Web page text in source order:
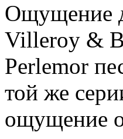
Ощущение
Villeroy &
Perlemor
той же
ощущение